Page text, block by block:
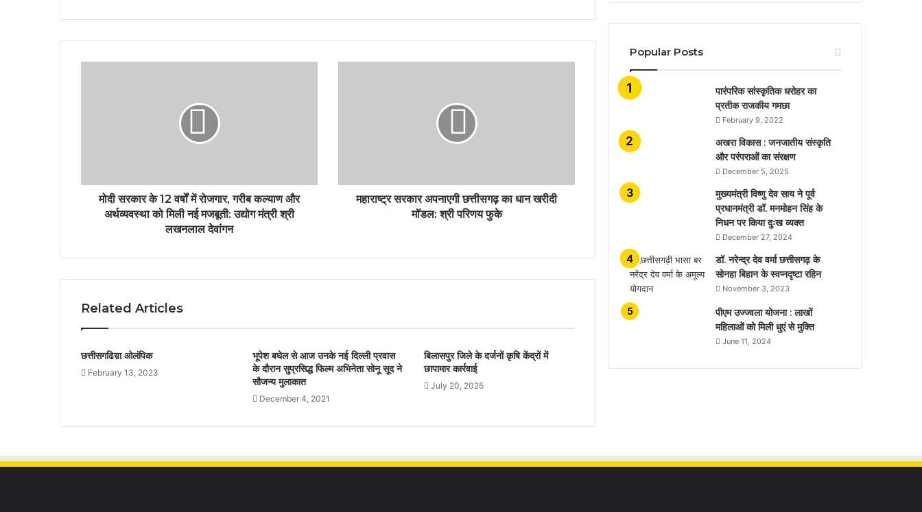
मोदी सरकार के 12 वर्षों में रोजगार, गरीब कल्याण और
अर्थव्यवस्था को मिली नई मजबूती: उद्योग मंत्री श्री
लखनलाल देवांगन
महाराष्ट्र सरकार अपनाएगी छत्तीसगढ़ का धान खरीदी
मॉडल: श्री परिणय फुके
Related Articles
छत्तीसगढिय़ा ओलंपिक
February 13, 2023
भूपेश बघेल से आज उनके नई दिल्ली प्रवास
के दौरान सुप्रसिद्ध फिल्म अभिनेता सोनू सूद ने
सौजन्य मुलाकात
December 4, 2021
बिलासपुर जिले के दर्जनों कृषि केंद्रों में
छापामार कार्रवाई
July 20, 2025
Popular Posts
​​​​​​​पारंपरिक सांस्कृतिक धरोहर का
प्रतीक राजकीय गमछा
February 9, 2022
अखरा विकास : जनजातीय संस्कृति
और परंपराओं का संरक्षण
December 5, 2025
मुख्यमंत्री विष्णु देव साय ने पूर्व
प्रधानमंत्री डॉ. मनमोहन सिंह के
निधन पर किया दुःख व्यक्त
December 27, 2024
डॉ. नरेन्द्र देव वर्मा छत्तीसगढ़ के
सोनहा बिहान के स्वप्नदृष्टा रहिन
November 3, 2023
पीएम उज्ज्वला योजना : लाखों
महिलाओं को मिली धुएं से मुक्ति
June 11, 2024